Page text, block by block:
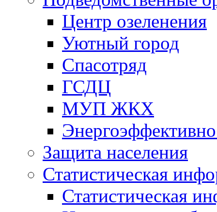
Центр озеленения
Уютный город
Спасотряд
ГСДЦ
МУП ЖКХ
Защита населения
Статистическая
Статистическая